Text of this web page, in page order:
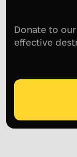
Donate to
effective